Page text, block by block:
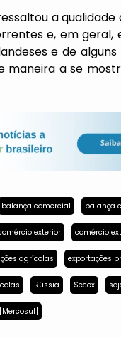
a
e, em geral,
e de
maneira a se
balança comercial balança
exterior comércio
agrícolas exportações
Rússia Secex
[Mercosul]